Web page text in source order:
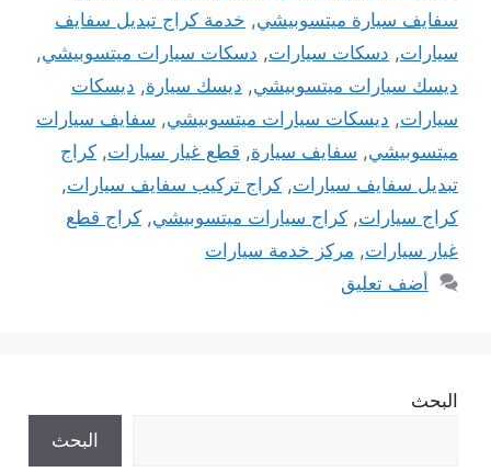
سفايف سيارة ميتسوبيشي, خدمة كراج تبديل سفايف
سيارات, دسكات سيارات, دسكات سيارات ميتسوبيشي,
ديسك سيارات ميتسوبيشي, ديسك سيارة, ديسكات
سيارات, ديسكات سيارات ميتسوبيشي, سفايف سيارات
ميتسوبيشي, سفايف سيارة, قطع غيار سيارات, كراج
تبديل سفايف سيارات, كراج تركيب سفايف سيارات,
كراج سيارات, كراج سيارات ميتسوبيشي, كراج قطع
غيار سيارات, مركز خدمة سيارات
أضف تعليق
البحث
البحث